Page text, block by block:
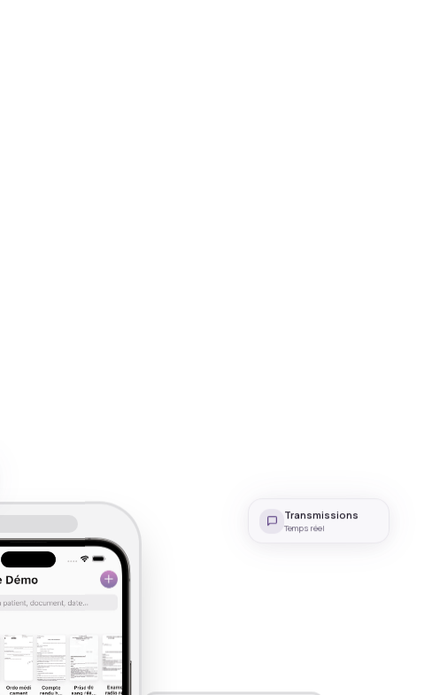
Transmissions
Temps réel